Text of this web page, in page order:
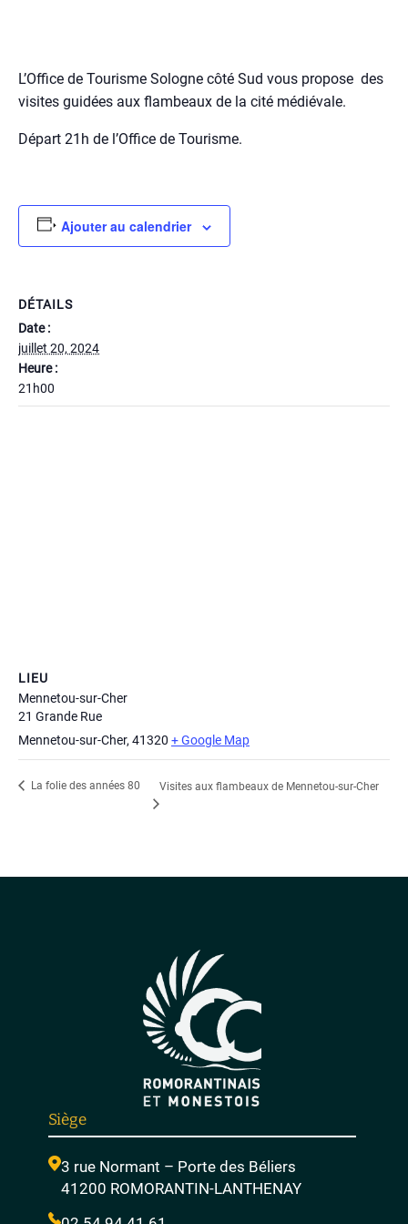
L’Office de Tourisme Sologne côté Sud vous propose des
visites guidées aux flambeaux de la cité médiévale.
Départ 21h de l’Office de Tourisme.
Ajouter au calendrier
DÉTAILS
Date :
juillet 20, 2024
Heure :
21h00
LIEU
Mennetou-sur-Cher
21 Grande Rue
Mennetou-sur-Cher, 41320 + Google Map
La folie des années 80 Visites aux flambeaux de Mennetou-sur-Cher
Siège
3 rue Normant – Porte des Béliers
41200 ROMORANTIN-LANTHENAY